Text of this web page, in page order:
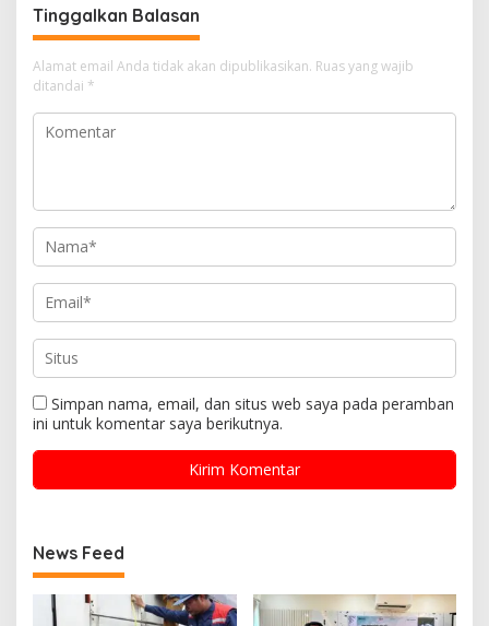
Tinggalkan Balasan
Alamat email Anda tidak akan dipublikasikan. Ruas yang wajib
ditandai *
Simpan nama, email, dan situs web saya pada peramban
ini untuk komentar saya berikutnya.
News Feed